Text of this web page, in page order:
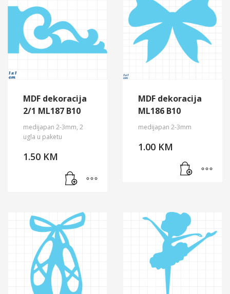
MDF dekoracija
2/1 ML187 B10
medijapan 2-3mm, 2
ugla u paketu
1.50 KM
MDF dekoracija
ML186 B10
medijapan 2-3mm
1.00 KM